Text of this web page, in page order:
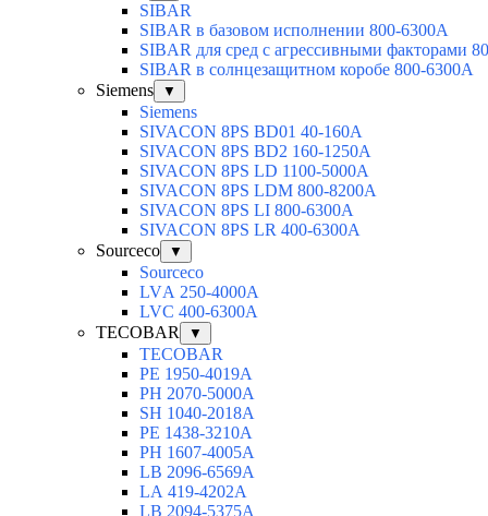
SIBAR
SIBAR в базовом исполнении 800-6300А
SIBAR для сред с агрессивными факторами
SIBAR в солнцезащитном коробе 800-6300А
Siemens
▼
Siemens
SIVACON 8PS BD01 40-160A
SIVACON 8PS BD2 160-1250A
SIVACON 8PS LD 1100-5000A
SIVACON 8PS LDM 800-8200A
SIVACON 8PS LI 800-6300A
SIVACON 8PS LR 400-6300A
Sourceco
▼
Sourceco
LVА 250-4000А
LVС 400-6300А
TECOBAR
▼
TECOBAR
РЕ 1950-4019А
РН 2070-5000А
SН 1040-2018А
РЕ 1438-3210А
РН 1607-4005А
LB 2096-6569A
LА 419-4202А
LВ 2094-5375А